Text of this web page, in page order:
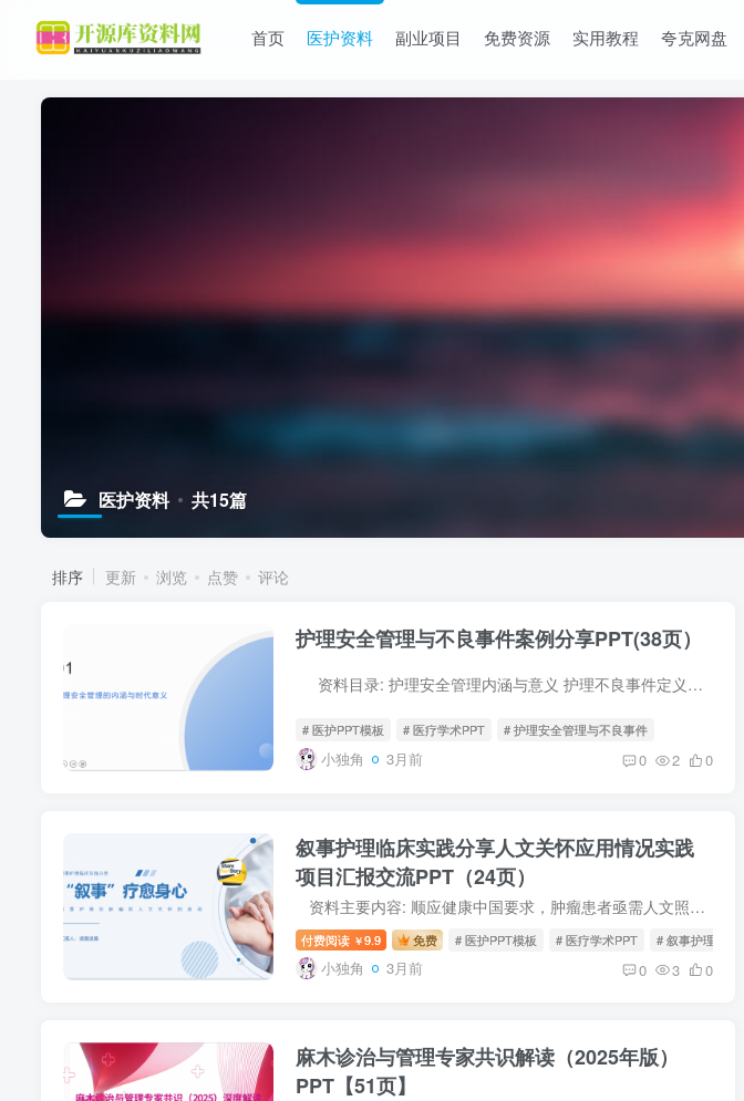
首页 医护资料 副业项目 免费资源 实用教程 夸克网盘
医护资料 共15篇
排序 更新 浏览 点赞 评论
护理安全管理与不良事件案例分享PPT(38页）
资料目录: 护理安全管理内涵与意义 护理不良事件定义、分类与危害 不良事件高发人群、时段与类型 用药错误典型案例与原因分析 老年患者跌倒案例与改进措施 管路滑脱案例...
# 医护PPT模板 # 医疗学术PPT # 护理安全管理与不良事件
小独角 3月前 0 2 0
叙事护理临床实践分享人文关怀应用情况实践
项目汇报交流PPT（24页）
资料主要内容: 顺应健康中国要求，肿瘤患者亟需人文照护 以叙事医学为基础，核心是倾听、重构患者故事 采用外化、解构、改写等技巧开展干预 组建专项小组，系统培训并落地临床实...
付费阅读 ￥9.9 免费 # 医护PPT模板 # 医疗学术PPT # 叙事护理
小独角 3月前 0 3 0
麻木诊治与管理专家共识解读（2025年版）
PPT【51页】